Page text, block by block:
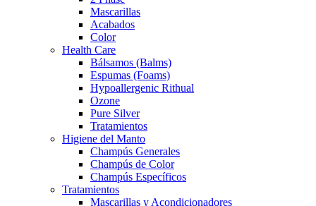
Mascarillas
Acabados
Color
Health Care
Bálsamos (Balms)
Espumas (Foams)
Hypoallergenic Rithual
Ozone
Pure Silver
Tratamientos
Higiene del Manto
Champús Generales
Champús de Color
Champús Específicos
Tratamientos
Mascarillas y Acondicionadores